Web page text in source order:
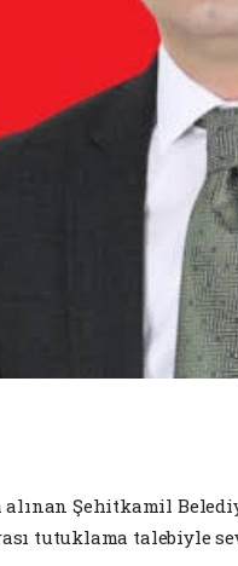
Şehitkamil
tutuklama talebiyle